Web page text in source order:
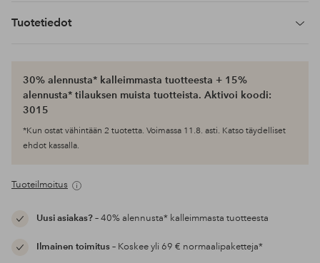
Tuotetiedot
30% alennusta* kalleimmasta tuotteesta + 15%
alennusta* tilauksen muista tuotteista. Aktivoi koodi:
3015
*Kun ostat vähintään 2 tuotetta. Voimassa 11.8. asti. Katso täydelliset
ehdot kassalla.
Tuoteilmoitus
Uusi asiakas?– 40% alennusta* kalleimmasta tuotteesta
Ilmainen toimitus– Koskee yli 69 € normaalipaketteja*